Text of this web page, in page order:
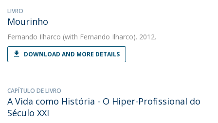
LIVRO
Mourinho
Fernando Ilharco (with Fernando Ilharco). 2012.
DOWNLOAD AND MORE DETAILS
CAPÍTULO DE LIVRO
A Vida como História - O Hiper-Profissional do
Século XXI